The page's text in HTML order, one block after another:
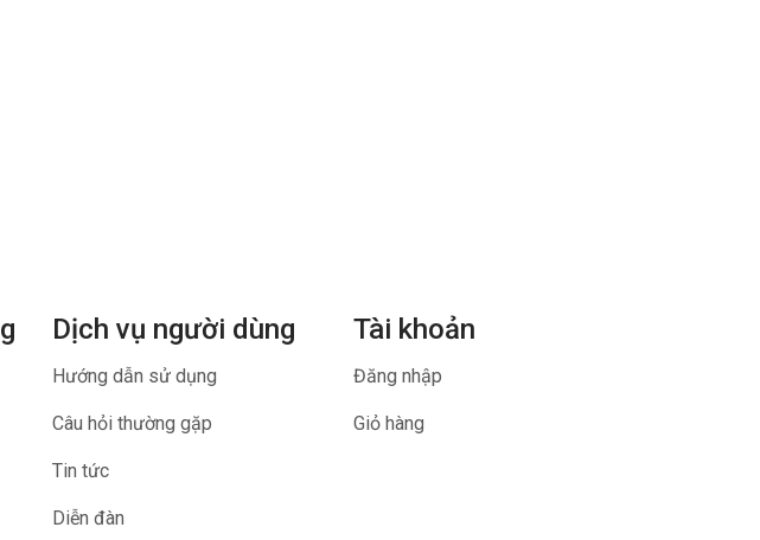
Dịch vụ người dùng
Hướng dẫn sử dụng
Câu hỏi thường gặp
Tin tức
Diễn đàn
Tài khoản
Đăng nhập
Giỏ hàng